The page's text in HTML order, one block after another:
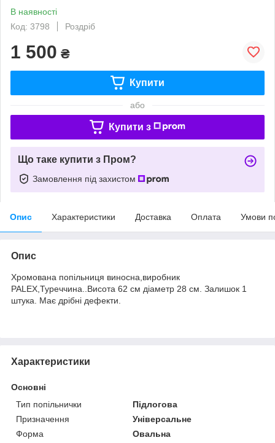
В наявності
Код: 3798
Роздріб
1 500 ₴
Купити
або
Купити з
Що таке купити з Пром?
Замовлення під захистом
Опис Характеристики Доставка Оплата Умови
Опис
Хромована попільниця виносна,виробник
PALEX,Туреччина..Висота 62 см діаметр 28 см. Залишок 1
штука. Має дрібні дефекти.
Характеристики
Основні
Тип попільнички
Підлогова
Призначення
Універсальне
Форма
Овальна